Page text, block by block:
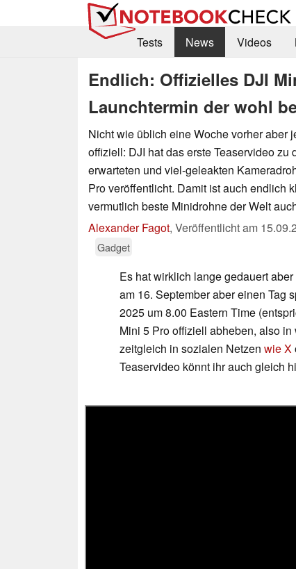
Tests
News Videos
Endlich: Offizielles DJI
Launchtermin der wohl
Nicht wie üblich eine Woche vorher aber
offiziell: DJI hat das erste Teaservideo zu
erwarteten und viel-geleakten
Pro veröffentlicht. Damit ist auch endlich
vermutlich beste Minidrohne der Welt
Alexander Fagot, Veröffentlicht am
Gadget
Es hat wirklich lange gedauert
am 16. September aber einen Tag
2025 um 8.00 Eastern Time
Mini 5 Pro offiziell abheben, also
zeitgleich in sozialen Netzen wie X
Teaservideo könnt ihr auch gleich